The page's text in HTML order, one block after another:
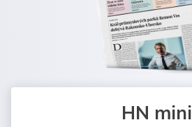
HN mini